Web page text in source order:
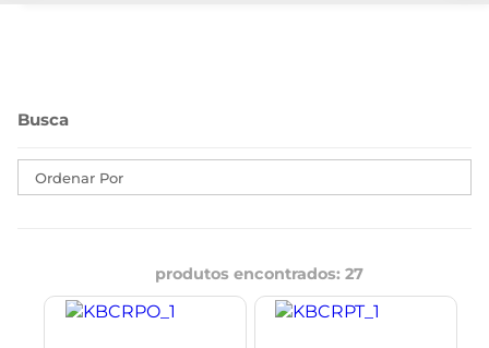
Ordenar Por
produtos encontrados: 27